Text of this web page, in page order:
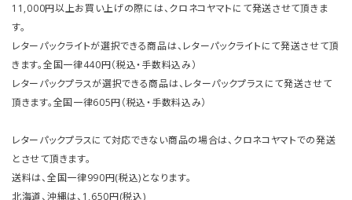
11,000円以上お買い上げの際には、クロネコヤマトにて発送させて頂きま
す。
レターパックライトが選択できる商品は、レターパックライトにて発送させて頂
きます。全国一律440円（税込・手数料込み）
レターパックプラスが選択できる商品は、レターパックプラスにて発送させて
頂きます。全国一律605円（税込・手数料込み）
レターパックプラスにて対応できない商品の場合は、クロネコヤマトでの発送
とさせて頂きます。
送料は、全国一律990円(税込)となります。
北海道、沖縄は、1,650円(税込)